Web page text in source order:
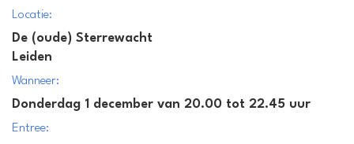
Locatie:
De (oude) Sterrewacht
Leiden
Wanneer:
Donderdag 1 december van 20.00 tot 22.45 uur
Entree: